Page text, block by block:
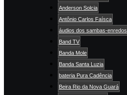
Anderson Solcia
Antônio Carlos Faísca
áudios dos sambas-enredos
Band TV
Banda Mole
Banda Santa Luzia
bateria Pura Cadência
Beira Rio da Nova Guará